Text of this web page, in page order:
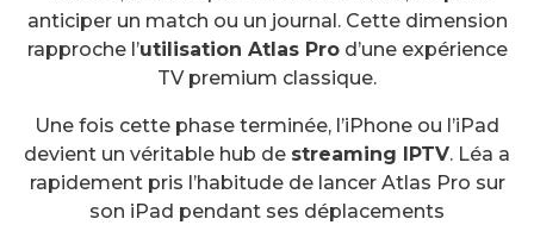
anticiper un match ou un journal. Cette dimension
rapproche l’utilisation Atlas Prod’une expérience
TV premium classique.
Une fois cette phase terminée, l’iPhone ou l’iPad
devient un véritable hub de streaming IPTV. Léa a
rapidement pris l’habitude de lancer Atlas Pro sur
son iPad pendant ses déplacements